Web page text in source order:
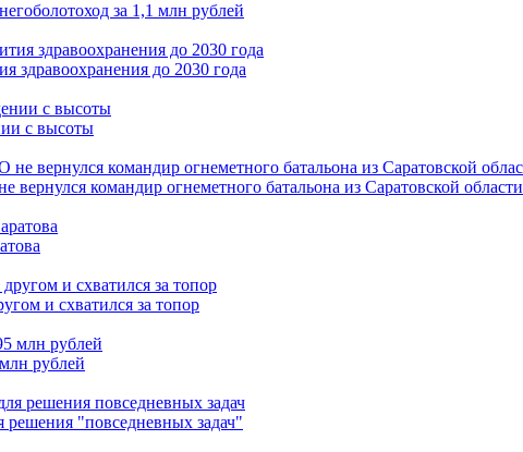
за 1,1 млн рублей
здравоохранения до 2030 года
с высоты
командир огнеметного батальона из Саратовской области
и схватился за топор
рублей
решения "повседневных задач"